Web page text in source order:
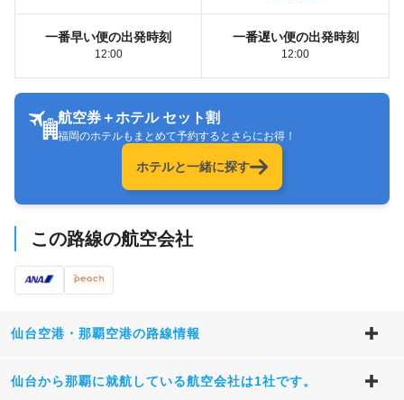
一番早い便の出発時刻
12:00
一番遅い便の出発時刻
12:00
航空券＋ホテル セット割
福岡のホテルもまとめて予約するとさらにお得！
ホテルと一緒に探す
この路線の航空会社
仙台空港・那覇空港の路線情報
仙台から那覇に就航している航空会社は1社です。